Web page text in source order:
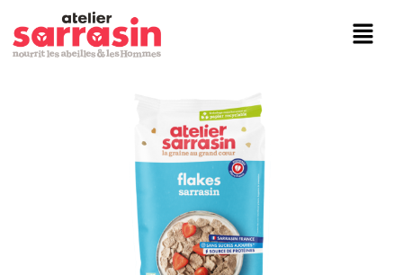
au
contenu
Menu